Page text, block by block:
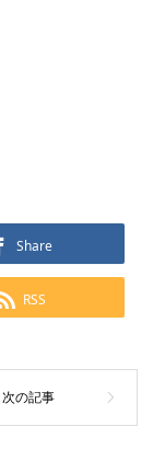
Share
RSS